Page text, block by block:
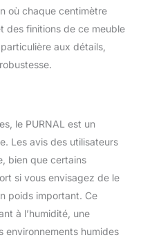
Inspiré des
yorkais
dans
usines, le
doter de verrières
laisser traverser la
Panneau de
: matériau
produit à
de particules de
de bois
entre elles) par
où chaque centimètre
des finitions de ce meuble
aux détails,
le PURNAL est un
Les avis des utilisateurs
bien que certains
si vous envisagez de le
poids important. Ce
à l’humidité, une
environnements humides